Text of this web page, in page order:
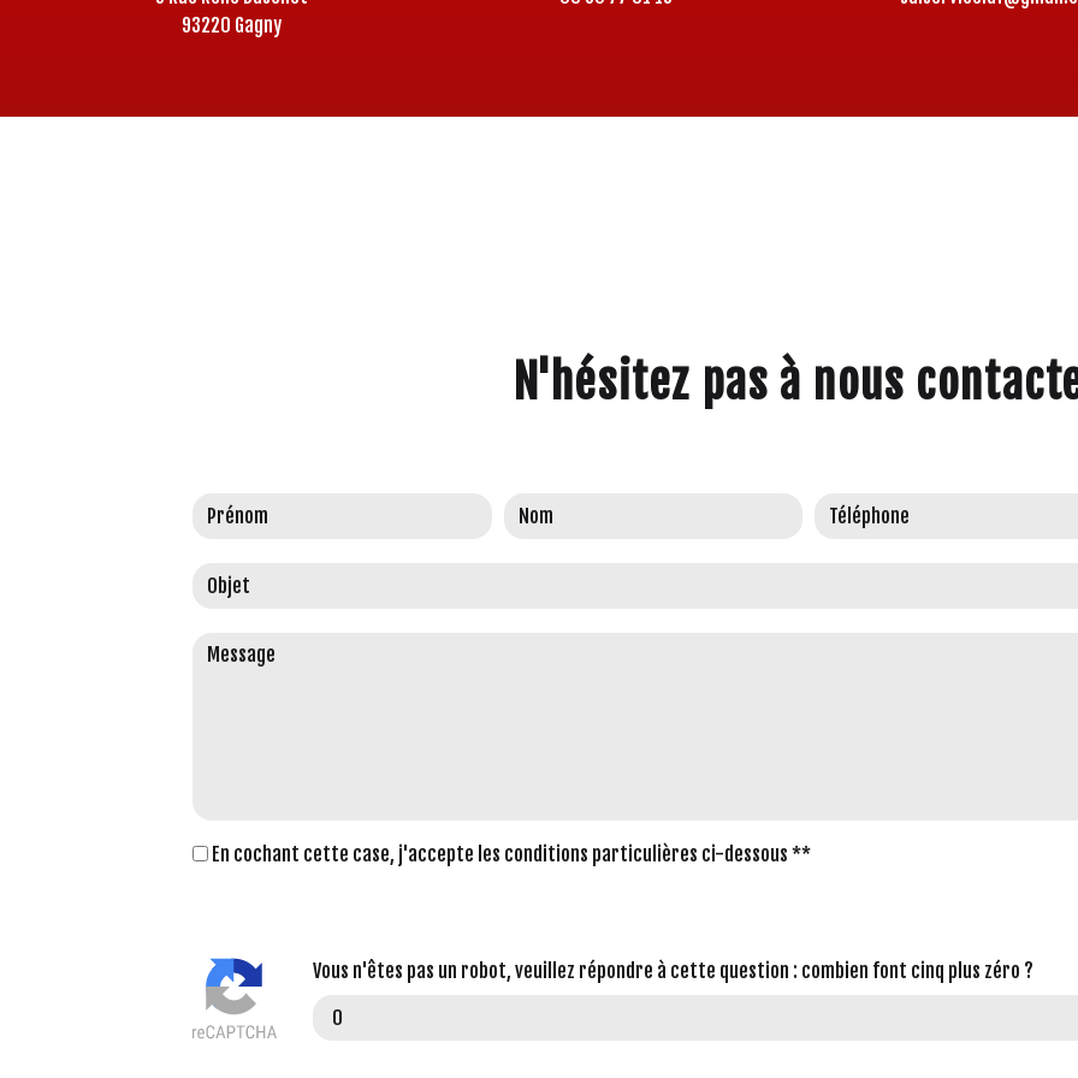
93220 Gagny
N'hésitez pas à nous
En cochant cette case, j'accepte les conditions particulières ci-dessous **
Vous n'êtes pas un robot, veuillez répondre à cette question : combien font cinq plus zéro ?